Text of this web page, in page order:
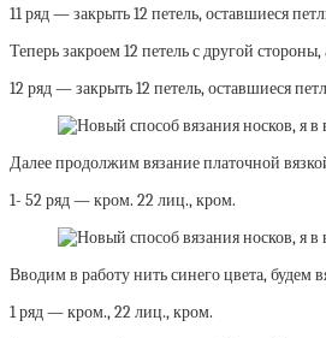
11 ряд — закрыть 12 петель, оставшиеся
Теперь закроем 12 петель с другой
12 ряд — закрыть 12 петель, оставшиеся
Далее продолжим вязание платочной
1- 52 ряд — кром. 22 лиц., кром.
Вводим в работу нить синего цвета, будем
1 ряд — кром., 22 лиц., кром.